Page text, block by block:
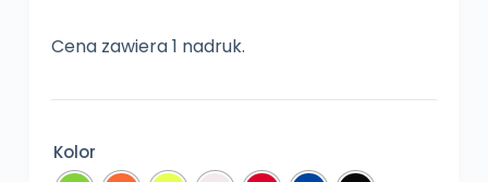
Cena zawiera 1 nadruk.
Kolor